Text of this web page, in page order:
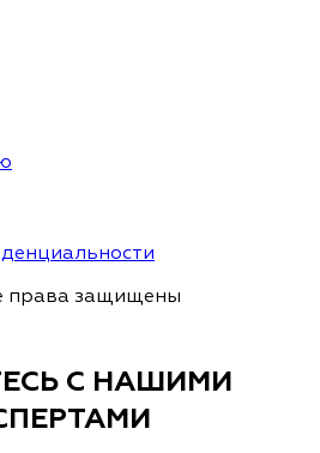
права защищены
С НАШИМИ